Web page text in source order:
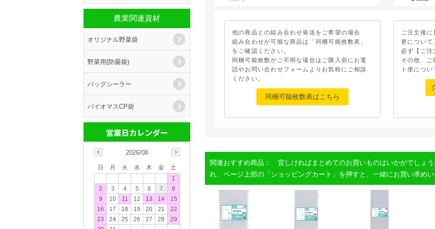
他の商品との組み合わせ発送をご希望の場合
組み合わせが可能な商品は「同梱可能枚数表」
をご確認ください。
同梱可能枚数がご不明な場合はご購入前にお電
話やお問い合わせフォームよりお気軽にご相談
ください。
同梱可能枚数表はこちら
ご注文後
更について
必ず【ご注
その他、ご
ト便につい
関連おすすめ商品： 宜しければまとめてのお買いものはいかがでしょ
れ、ページ上部の「ショッピングカート」を押すと、一緒にお買い求めい
農業関連資材
オリジナル野菜袋
野菜用(防曇袋)
バッグシーラー
バイオマスCP袋
2026/08
日 月 火 水 木 金
土
1
2
3 4 5 6 7
8
9
10 11 12 13 14
15
16
17 18 19 20 21
22
23
24 25 26 27 28
29